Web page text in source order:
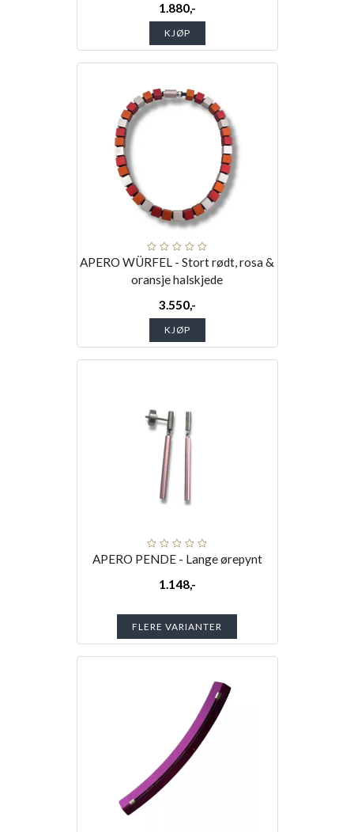
1.880,-
KJØP
APERO WÜRFEL - Stort rødt, rosa &
oransje halskjede
3.550,-
KJØP
APERO PENDE - Lange ørepynt
1.148,-
FLERE VARIANTER